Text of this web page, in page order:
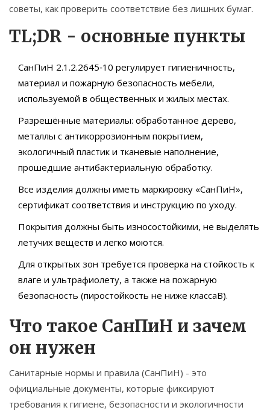
советы, как проверить соответствие без лишних бумаг.
TL;DR - основные пункты
СанПиН 2.1.2.2645‑10 регулирует гигиеничность,
материал и пожарную безопасность мебели,
используемой в общественных и жилых местах.
Разрешённые материалы: обработанное дерево,
металлы с антикоррозионным покрытием,
экологичный пластик и тканевые наполнение,
прошедшие антибактериальную обработку.
Все изделия должны иметь маркировку «СанПиН»,
сертификат соответствия и инструкцию по уходу.
Покрытия должны быть износостойкими, не выделять
летучих веществ и легко моются.
Для открытых зон требуется проверка на стойкость к
влаге и ультрафиолету, а также на пожарную
безопасность (пиростойкость не ниже классаB).
Что такое СанПиН и зачем
он нужен
Санитарные нормы и правила (СанПиН) - это
официальные документы, которые фиксируют
требования к гигиене, безопасности и экологичности